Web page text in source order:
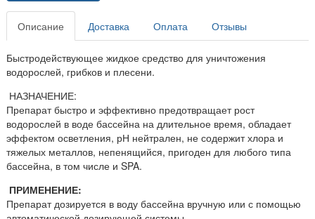
Описание Доставка Оплата Отзывы
Быстродействующее жидкое средство для уничтожения
водорослей, грибков и плесени.
НАЗНАЧЕНИЕ:
Препарат быстро и эффективно предотвращает рост
водорослей в воде бассейна на длительное время, обладает
эффектом осветления, рН нейтрален, не содержит хлора и
тяжелых металлов, непенящийся, пригоден для любого типа
бассейна, в том числе и SPA.
ПРИМЕНЕНИЕ:
Препарат дозируется в воду бассейна вручную или с помощью